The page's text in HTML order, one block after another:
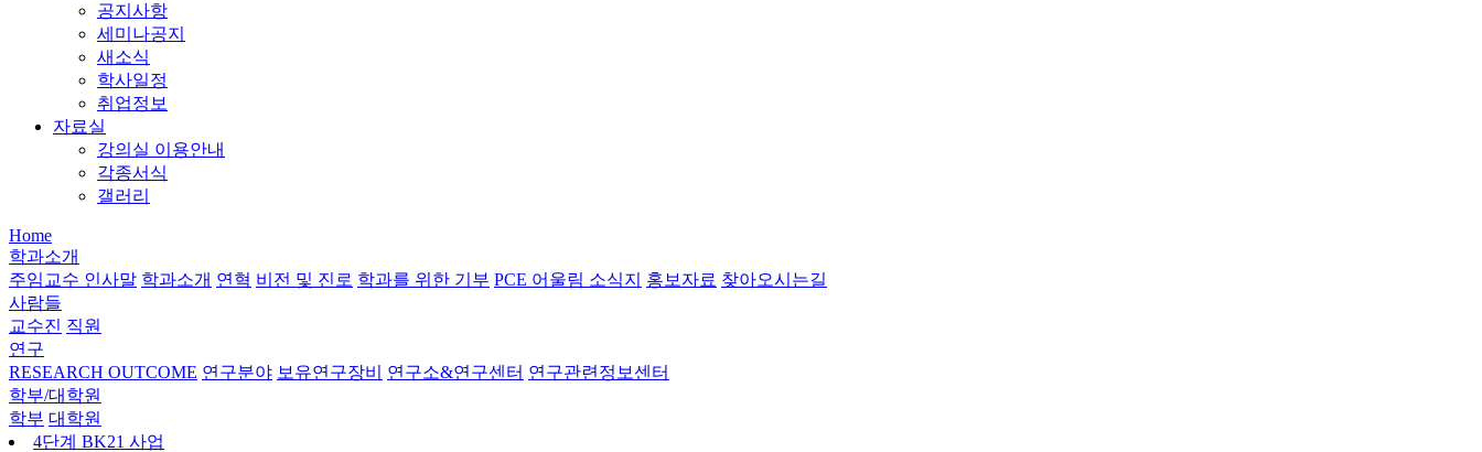
공지사항
세미나공지
새소식
학사일정
취업정보
자료실
강의실 이용안내
각종서식
갤러리
Home
학과소개
주임교수 인사말 학과소개 연혁 비전 및 진로 학과를 위한 기부 PCE 어울림 소식지 홍보자료 찾아오시는길
사람들
교수진 직원
연구
RESEARCH OUTCOME 연구분야 보유연구장비 연구소&연구센터 연구관련정보센터
학부/대학원
학부 대학원
4단계 BK21 사업